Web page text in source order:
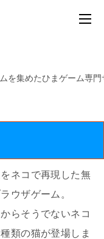
を集めたひまゲーム専
ネコで再現した無
ウザゲーム。
らそうでないネコ
類の猫が登場しま